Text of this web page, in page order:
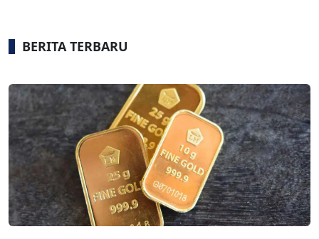
BERITA TERBARU